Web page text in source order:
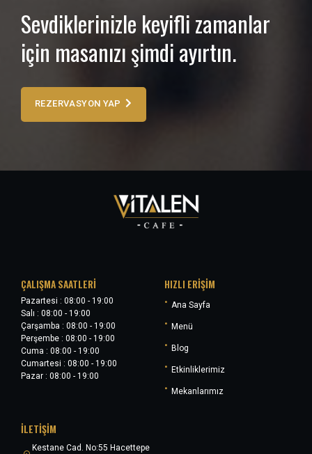
Sevdiklerinizle keyifli zamanlar
için masanızı şimdi ayırtın.
REZERVASYON YAP
ÇALIŞMA SAATLERI
Pazartesi : 08:00 - 19:00
Salı : 08:00 - 19:00
Çarşamba : 08:00 - 19:00
Perşembe : 08:00 - 19:00
Cuma : 08:00 - 19:00
Cumartesi : 08:00 - 19:00
Pazar : 08:00 - 19:00
HIZLI ERIŞIM
• Ana Sayfa
• Menü
• Blog
• Etkinliklerimiz
• Mekanlarımız
İLETIŞIM
Kestane Cad. No:55 Hacettepe